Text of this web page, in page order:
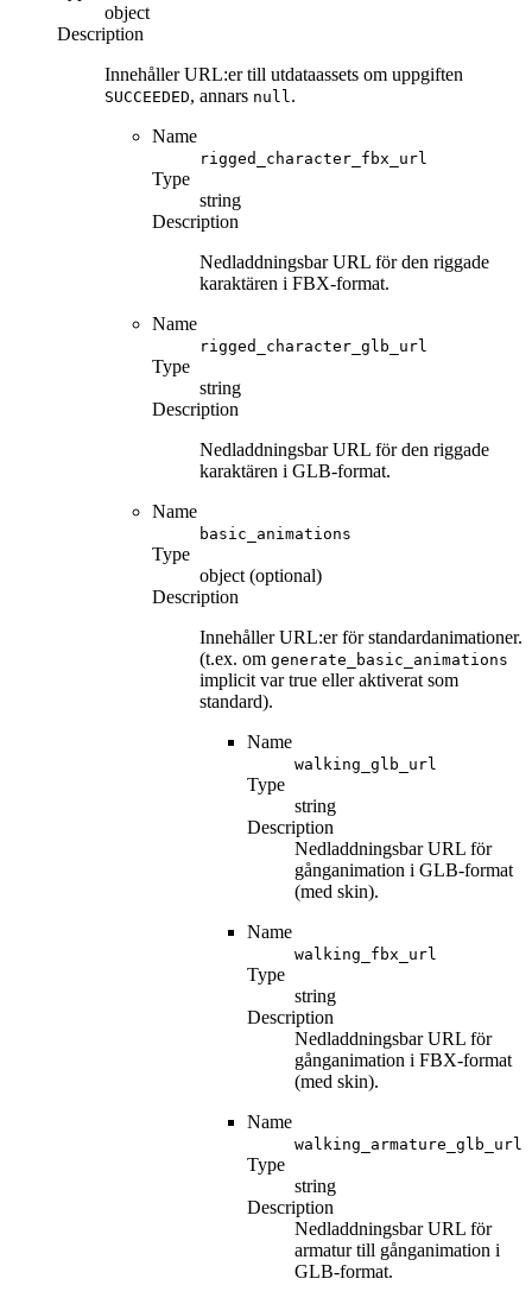
object
Description
Innehåller URL:er till utdataassets om uppgiften
SUCCEEDED, annars null.
Name
rigged_character_fbx_url
Type
string
Description
Nedladdningsbar URL för den riggade
karaktären i FBX-format.
Name
rigged_character_glb_url
Type
string
Description
Nedladdningsbar URL för den riggade
karaktären i GLB-format.
Name
basic_animations
Type
object (optional)
Description
Innehåller URL:er för standardanimationer.
(t.ex. om generate_basic_animations
implicit var true eller aktiverat som
standard).
Name
walking_glb_url
Type
string
Description
Nedladdningsbar URL för
gånganimation i GLB-format
(med skin).
Name
walking_fbx_url
Type
string
Description
Nedladdningsbar URL för
gånganimation i FBX-format
(med skin).
Name
walking_armature_glb_url
Type
string
Description
Nedladdningsbar URL för
armatur till gånganimation i
GLB-format.